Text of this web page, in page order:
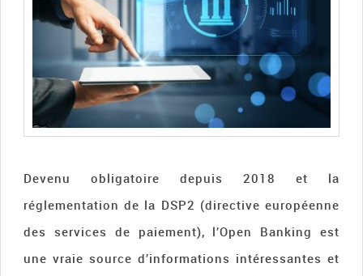
Devenu obligatoire depuis 2018 et la
réglementation de la DSP2 (directive européenne
des services de paiement), l’Open Banking est
une vraie source d’informations intéressantes et